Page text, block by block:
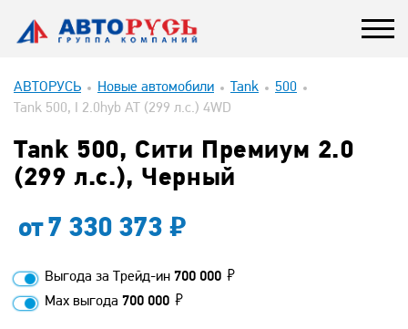
АВТОРУСЬ Новые автомобили Tank
500
Tank 500, I 2.0hyb AT (299 л.с.) 4WD
Tank 500, Сити Премиум 2.0
(299 л.с.), Черный
от7 330 373
Выгода за Трейд-ин 700 000
Max выгода 700 000